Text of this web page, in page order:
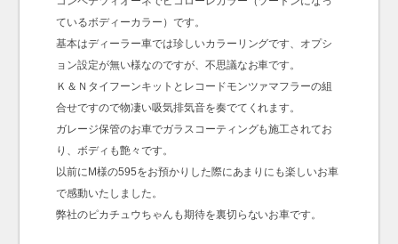
ているボディーカラー）です。
基本はディーラー車では珍しいカラーリングです、オプシ
ョン設定が無い様なのですが、不思議なお車です。
Ｋ＆Ｎタイフーンキットとレコードモンツァマフラーの組
合せですので物凄い吸気排気音を奏でてくれます。
ガレージ保管のお車でガラスコーティングも施工されてお
り、ボディも艶々です。
以前にM様の595をお預かりした際にあまりにも楽しいお車
で感動いたしました。
弊社のピカチュウちゃんも期待を裏切らないお車です。